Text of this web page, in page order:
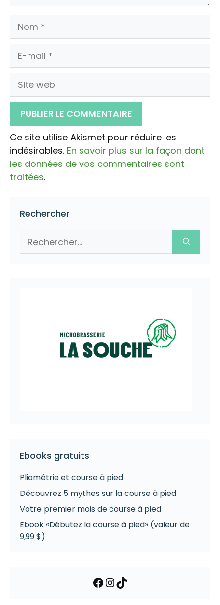
Nom
E-
mail
Site
web
Ce site utilise Akismet pour réduire les
indésirables. En savoir plus sur la façon dont
les données de vos commentaires sont
traitées.
Rechercher
Ebooks gratuits
Pliométrie et course à pied
Découvrez 5 mythes sur la course à pied
Votre premier mois de course à pied
Ebook «Débutez la course à pied» (valeur de
9,99 $)
Facebook
Instagram
TikTok